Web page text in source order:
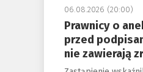
06.08.2026 (20:00)
Prawnicy o
przed
nie zawierają